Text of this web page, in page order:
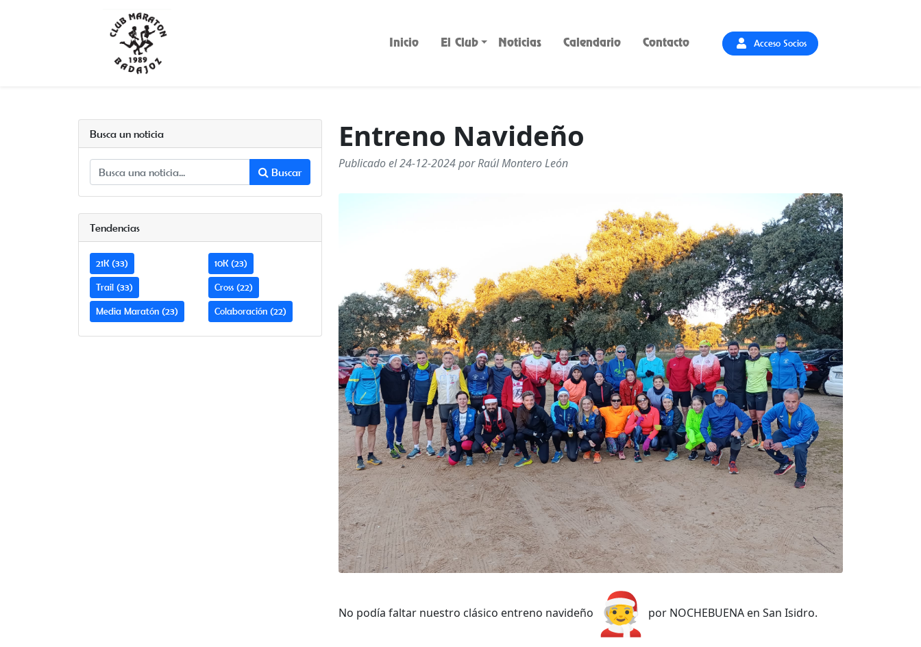
Inicio El Club Noticias Calendario Contacto Acceso Socios
Busca un noticia
Buscar
Tendencias
21K (33)
Trail (33)
Media Maratón (23)
10K (23)
Cross (22)
Colaboración (22)
Entreno Navideño
Publicado el 24-12-2024 por Raúl Montero León
No podía faltar nuestro clásico entreno navideño por NOCHEBUENA en San Isidro.